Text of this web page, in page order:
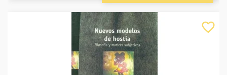
favorite_border